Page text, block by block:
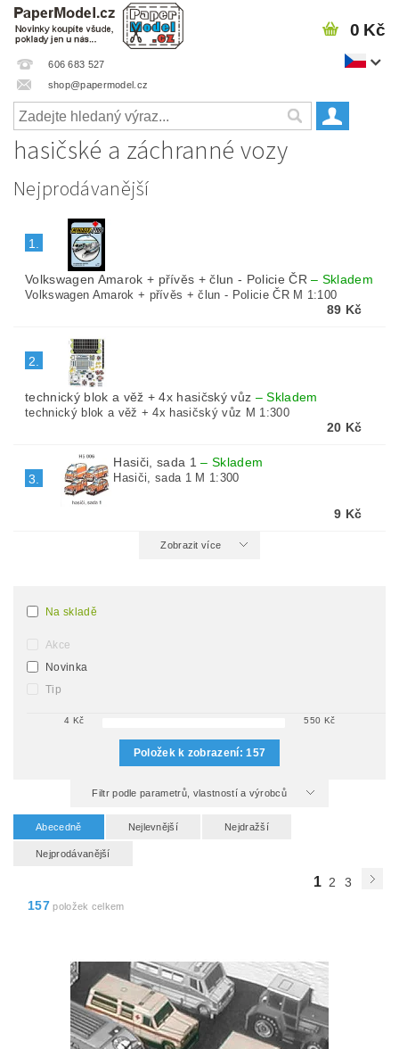
606 683 527
shop@papermodel.cz
0 Kč
hasičské a záchranné vozy
Nejprodávanější
1.
Volkswagen Amarok + přívěs + člun - Policie ČR– Skladem
Volkswagen Amarok + přívěs + člun - Policie ČR M 1:100
89 Kč
2.
technický blok a věž + 4x hasičský vůz –Skladem
technický blok a věž + 4x hasičský vůz M 1:300
20 Kč
3.
Hasiči, sada 1– Skladem
Hasiči, sada 1 M 1:300
9 Kč
Zobrazit více
Na skladě
Akce
Novinka
Tip
4 Kč 550 Kč
Položek k zobrazení:157
Filtr podle parametrů, vlastností a výrobců
Abecedně Nejlevnější Nejdražší
Nejprodávanější
1 2
3
157 položek celkem